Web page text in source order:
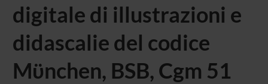
digitale di illustrazioni e
didascalie del codice
Mϋnchen, BSB, Cgm 51